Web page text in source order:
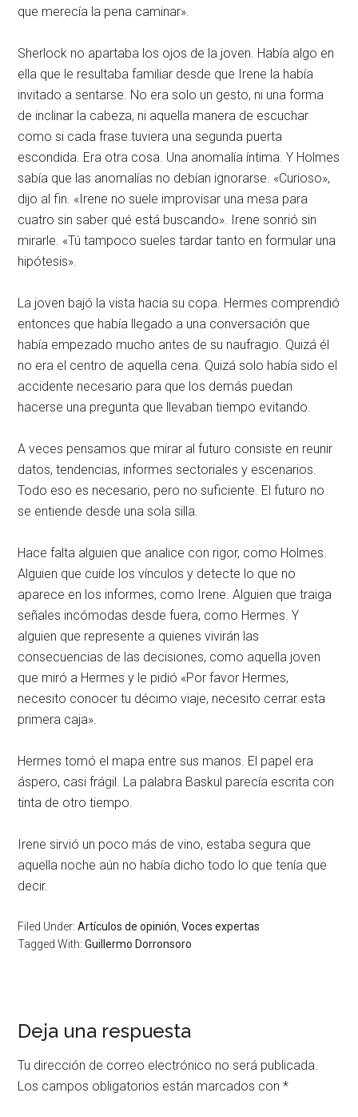
que merecía la pena caminar»
Sherlock no apartaba los ojos de la joven . Había algo en
ella que le resultaba familiar desde que Irene la había
invitado a sentarse . No era solo un gesto, ni una forma
de inclinar la cabeza, ni aquella manera de escuchar
como si cada frase tuviera una segunda puerta
escondida . Era otra cosa . Una anomalía íntima . Y Holmes
sabía que las anomalías no debían ignorarse . «Curioso»,
dijo al fin . «Irene no suele improvisar una mesa para
cuatro sin saber qué está buscando» . Irene sonrió sin
mirarle . «Tú tampoco sueles tardar tanto en formular una
hipótesis»
La joven bajó la vista hacia su copa . Hermes comprendió
entonces que había llegado a una conversación que
había empezado mucho antes de su naufragio . Quizá él
no era el centro de aquella cena . Quizá solo había sido el
accidente necesario para que los demás puedan
hacerse una pregunta que llevaban tiempo evitando
A veces pensamos que mirar al futuro consiste en reunir
datos, tendencias, informes sectoriales y escenarios.
Todo eso es necesario, pero no suficiente. El futuro no
se entiende desde una sola silla.
Hace falta alguien que analice con rigor, como Holmes.
Alguien que cuide los vínculos y detecte lo que no
aparece en los informes, como Irene. Alguien que traiga
señales incómodas desde fuera, como Hermes. Y
alguien que represente a quienes vivirán las
consecuencias de las decisiones, como aquella joven
que miró a Hermes y le pidió «Por favor Hermes,
necesito conocer tu décimo viaje, necesito cerrar esta
primera caja».
Hermes tomó el mapa entre sus manos. El papel era
áspero, casi frágil. La palabra Baskul parecía escrita con
tinta de otro tiempo.
Irene sirvió un poco más de vino, estaba segura que
aquella noche aún no había dicho todo lo que tenía que
decir.
Filed Under:Artículos de opinión ,Voces expertas
Tagged With:Guillermo Dorronsoro
Deja una respuesta
Tu dirección de correo electrónico no será publicada.
Los campos obligatorios están marcados con*